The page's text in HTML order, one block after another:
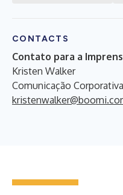
CONTACTS
Contato para a
Kristen Walker
Comunicação